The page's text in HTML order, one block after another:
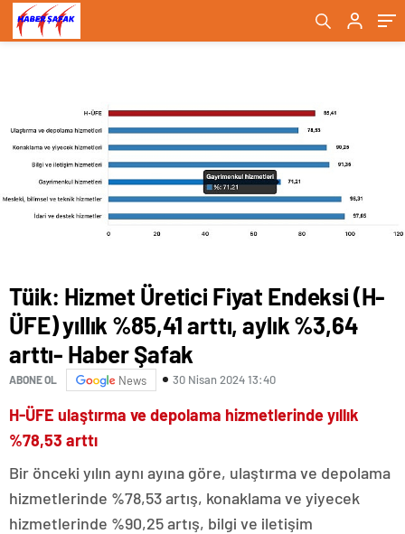
Şafak
Tüik: Hizmet Üretici Fiyat Endeksi (H-
ÜFE) yıllık %85,41 arttı, aylık %3,64
arttı- Haber Şafak
ABONE OL News 30 Nisan 2024 13:40
H-ÜFE ulaştırma ve depolama hizmetlerinde yıllık
%78,53 arttı
Bir önceki yılın aynı ayına göre, ulaştırma ve depolama
hizmetlerinde %78,53 artış, konaklama ve yiyecek
hizmetlerinde %90,25 artış, bilgi ve iletişim
Şafak